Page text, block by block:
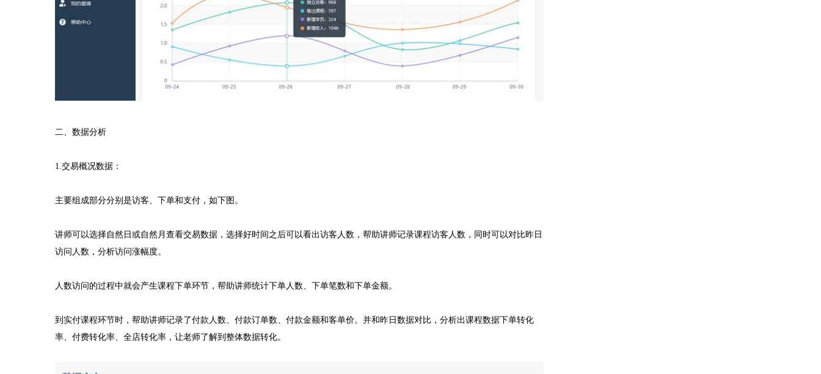
二、数据分析
1.交易概况数据：
主要组成部分分别是访客、下单和支付，如下图。
讲师可以选择自然日或自然月查看交易数据，选择好时间之后可以看出访客人数，帮助讲师记录课程访客人数，同时可以对比昨日
访问人数，分析访问涨幅度。
人数访问的过程中就会产生课程下单环节，帮助讲师统计下单人数、下单笔数和下单金额。
到实付课程环节时，帮助讲师记录了付款人数、付款订单数、付款金额和客单价。并和昨日数据对比，分析出课程数据下单转化
率、付费转化率、全店转化率，让老师了解到整体数据转化。